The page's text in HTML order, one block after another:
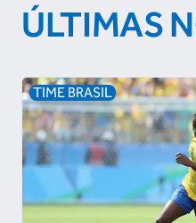
ÚLTIMAS
TIME BRASIL